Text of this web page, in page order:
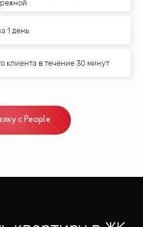
1 день
клиента в течение 30 минут
с People